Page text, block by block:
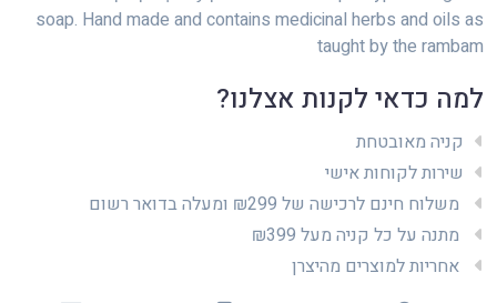
soap. Hand made and contains medicinal herbs and oils as
taught by the rambam
למה כדאי לקנות אצלנו?
קניה מאובטחת
שירות לקוחות אישי
משלוח חינם לרכישה של ₪299 ומעלה בדואר רשום
מתנה על כל קניה מעל ₪399
אחריות למוצרים מהיצרן